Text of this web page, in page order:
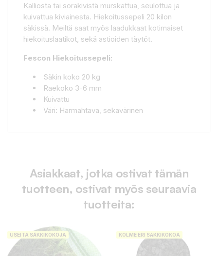
Kalliosta tai sorakivistä murskattua, seulottua ja
kuivattua kiviainesta. Hiekoitussepeli 20 kilon
säkissä. Meiltä saat myös laadukkaat kotimaiset
hiekoituslaatikot, sekä astioiden täytöt.
Fescon Hiekoitussepeli:
Säkin koko 20 kg
Raekoko 3-6 mm
Kuivattu
Väri: Harmahtava, sekavärinen
Asiakkaat, jotka ostivat tämän
tuotteen, ostivat myös seuraavia
tuotteita:
USEITA SÄKKIKOKOJA KOLME ERI SÄKKIKOKOA